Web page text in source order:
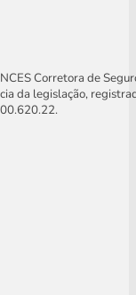
Corretora de
da legislação,